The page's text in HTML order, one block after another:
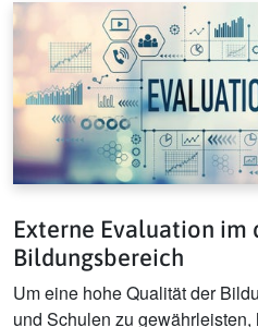
Externe Evaluation im
Bildungsbereich
Um eine hohe Qualität der
und Schulen zu